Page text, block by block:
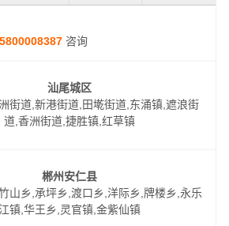
咨询
汕尾城区
街道,新港街道,田墘街道,东涌镇,遮浪街
道,香洲街道,捷胜镇,红草镇
郴州安仁县
山乡,承坪乡,渡口乡,洋际乡,牌楼乡,永乐
镇,华王乡,灵官镇,金紫仙镇